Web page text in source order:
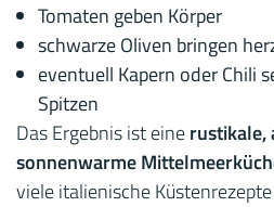
Tomaten geben Körper
schwarze Oliven bringen
eventuell Kapern oder Chili
Spitzen
Das Ergebnis ist einerustikale,
sonnenwarme
viele italienische